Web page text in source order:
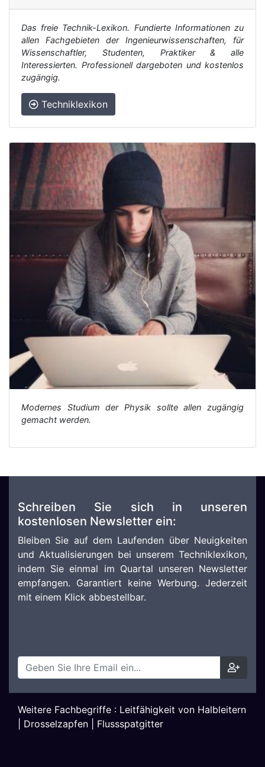
Das freie Technik-Lexikon. Fundierte Informationen zu
allen Fachgebieten der Ingenieurwissenschaften, für
Wissenschaftler, Studenten, Praktiker & alle
Interessierten. Professionell dargeboten und kostenlos
zugängig.
Techniklexikon
Modernes Studium der Physik sollte allen zugängig
gemacht werden.
Schreiben Sie sich in unseren
kostenlosen Newsletter ein:
Bleiben Sie auf dem Laufenden über Neuigkeiten
und Aktualisierungen bei unserem Techniklexikon,
indem Sie einmal im Quartal unseren Newsletter
empfangen. Garantiert keine Werbung. Jederzeit
mit einem Klick abbestellbar.
Weitere Fachbegriffe : Leitfähigkeit von Halbleitern
Drosselzapfen Flussspatgitter